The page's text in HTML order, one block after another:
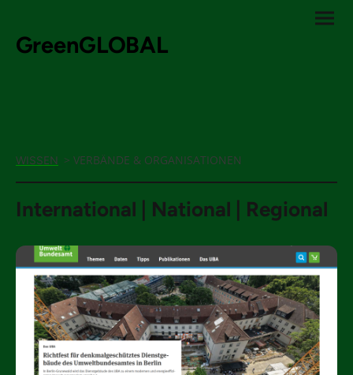
GreenGLOBAL
WISSEN > VERBÄNDE & ORGANISATIONEN
International | National | Regional